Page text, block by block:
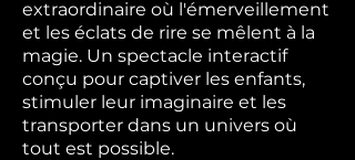
extraordinaire où l'émerveillement
et les éclats de rire se mêlent à la
magie. Un spectacle interactif
conçu pour captiver les enfants,
stimuler leur imaginaire et les
transporter dans un univers où
tout est possible.